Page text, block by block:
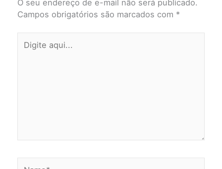
O seu endereço de e-mail não será publicado.
Campos obrigatórios são marcados com *
aqui...